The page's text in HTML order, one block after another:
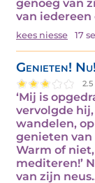
genoeg van
van
kees niesse 17
Genieten! Nu!
‘Mij is
vervolgde
wandelen,
genieten van
Warm of
mediteren!’
van zijn